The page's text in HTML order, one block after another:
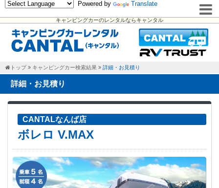
キャンピングカーのレンタルならキャンタル
Powered by Translate
トップ キャンピングカー検索結果 詳細・お見積り
詳細・お見積り
CANTALなんば店
ボレロ V.MAX